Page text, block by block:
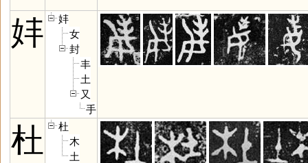
妦
妦
女
封
丰
土
又
手
杜
杜
木
土